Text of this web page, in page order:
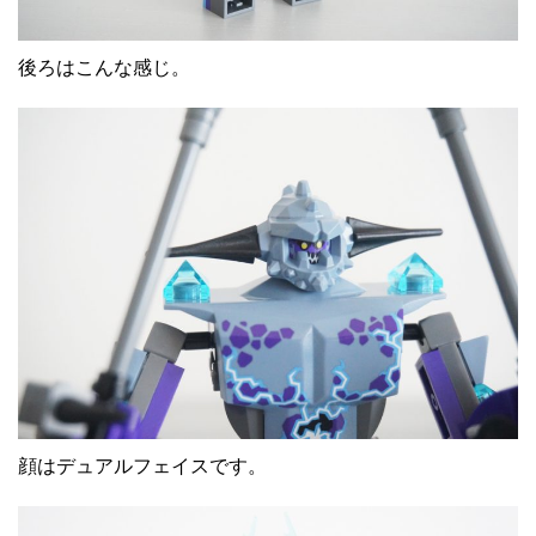
後ろはこんな感じ。
顔はデュアルフェイスです。